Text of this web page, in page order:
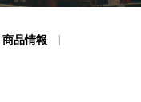
商品情報